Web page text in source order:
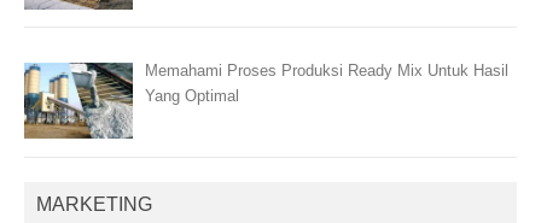
Memahami Proses Produksi Ready Mix Untuk Hasil
Yang Optimal
MARKETING